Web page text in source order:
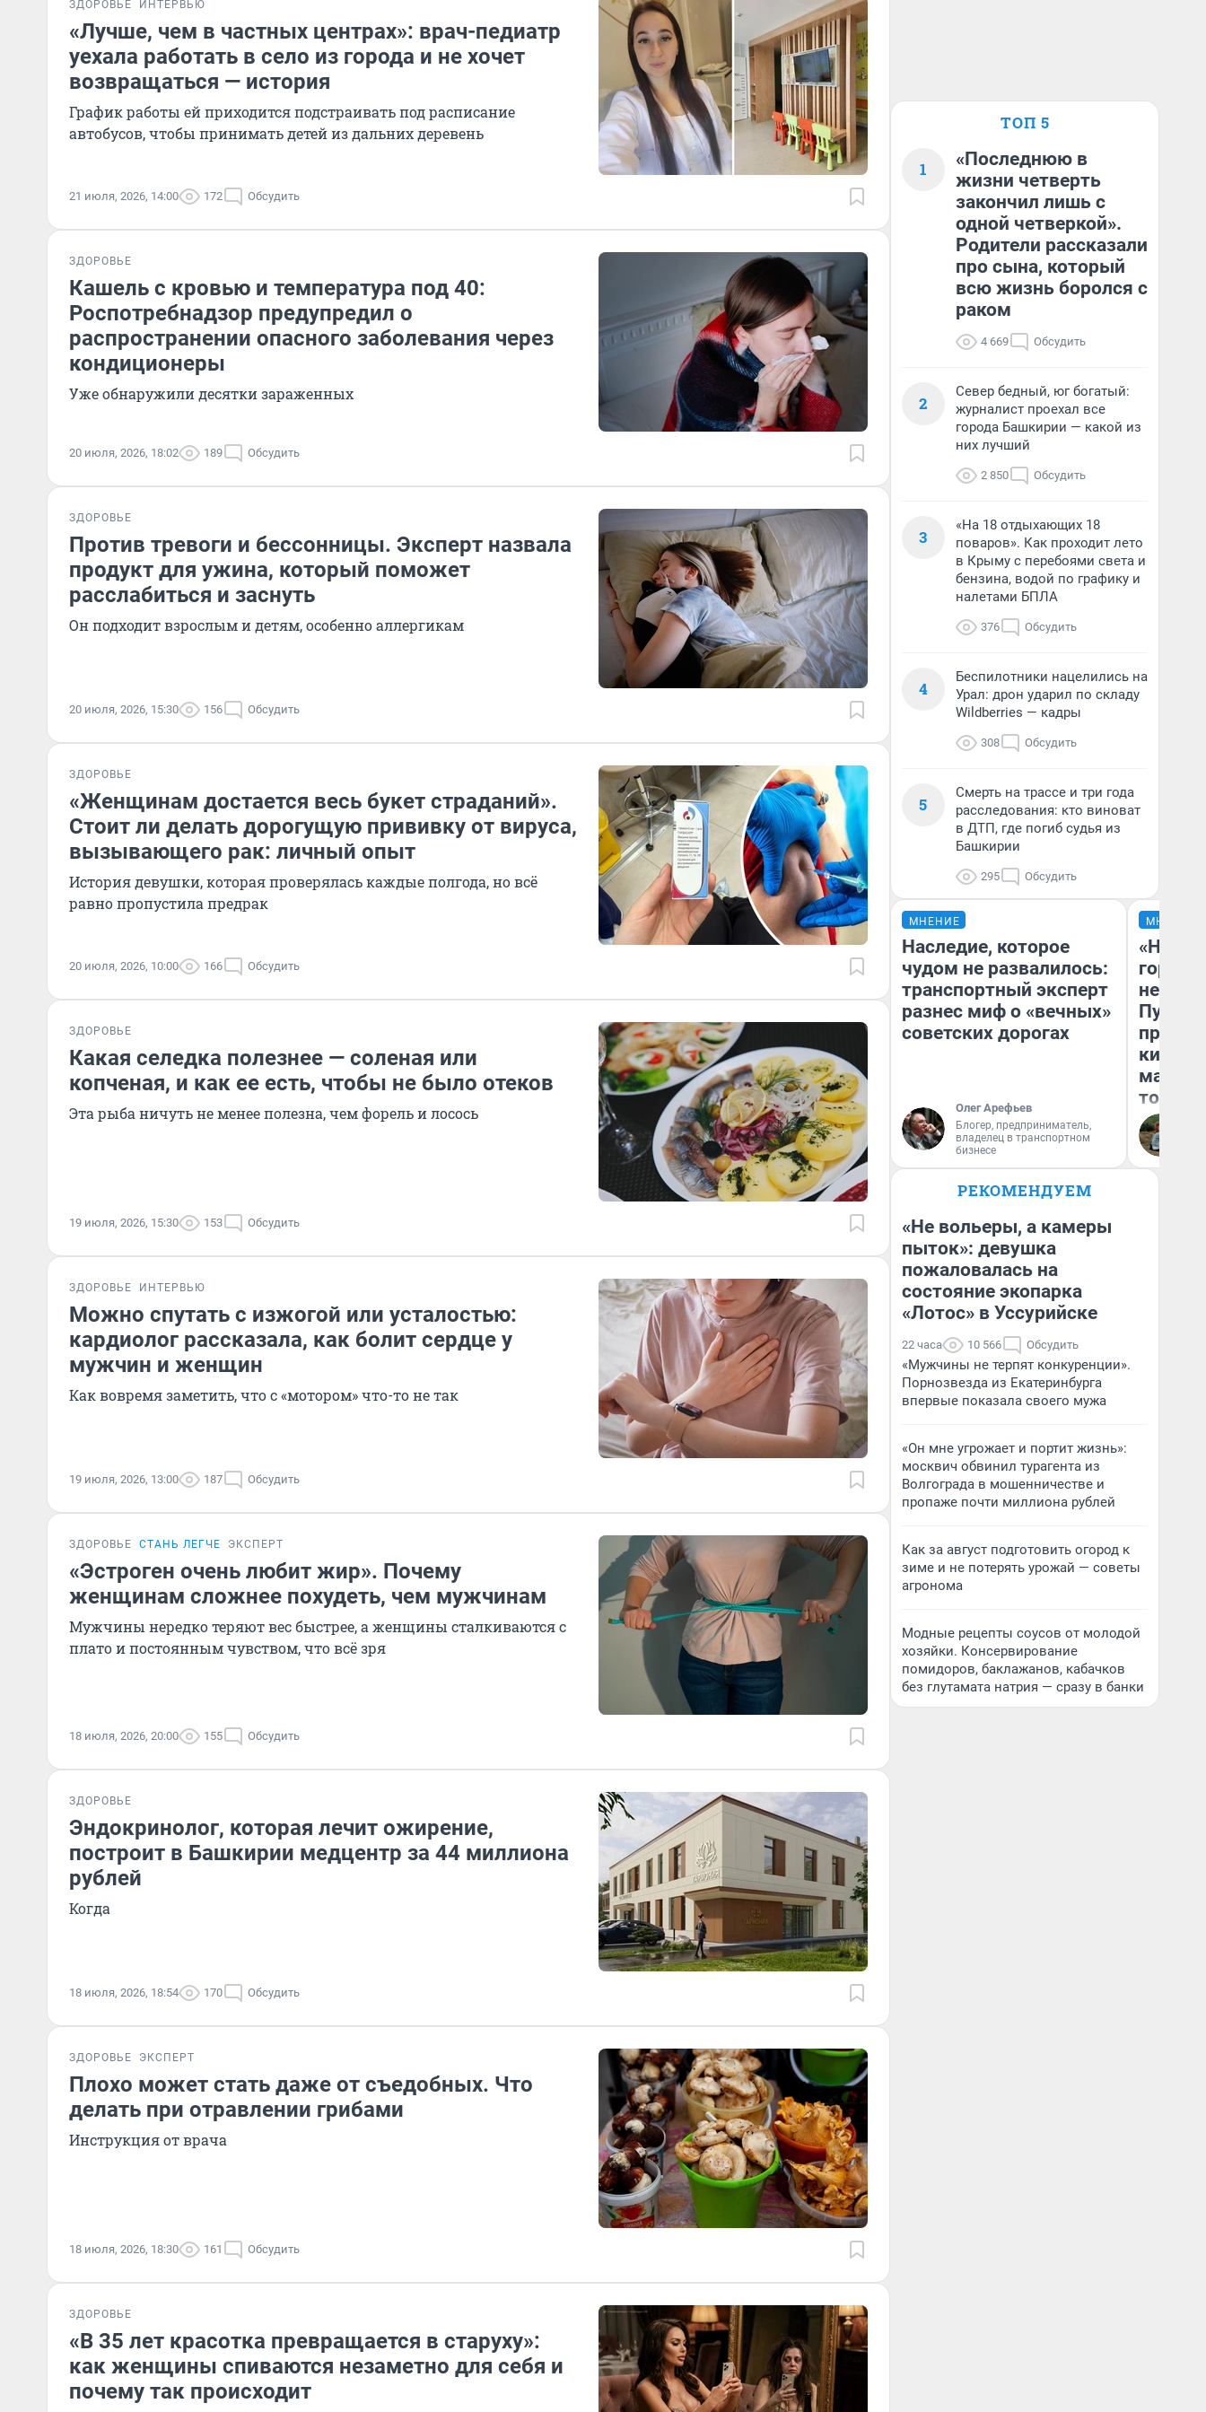
ЗДОРОВЬЕ ИНТЕРВЬЮ
«Лучше, чем в частных центрах»: врач-педиатр
уехала работать в село из города и не хочет
возвращаться — история
График работы ей приходится подстраивать под расписание
автобусов, чтобы принимать детей из дальних деревень
21 июля, 2026, 14:00 172 Обсудить
ЗДОРОВЬЕ
Кашель с кровью и температура под 40:
Роспотребнадзор предупредил о
распространении опасного заболевания через
кондиционеры
Уже обнаружили десятки зараженных
20 июля, 2026, 18:02 189 Обсудить
ЗДОРОВЬЕ
Против тревоги и бессонницы. Эксперт назвала
продукт для ужина, который поможет
расслабиться и заснуть
Он подходит взрослым и детям, особенно аллергикам
20 июля, 2026, 15:30 156 Обсудить
ЗДОРОВЬЕ
«Женщинам достается весь букет страданий».
Стоит ли делать дорогущую прививку от вируса,
вызывающего рак: личный опыт
История девушки, которая проверялась каждые полгода, но всё
равно пропустила предрак
20 июля, 2026, 10:00 166 Обсудить
ЗДОРОВЬЕ
Какая селедка полезнее — соленая или
копченая, и как ее есть, чтобы не было отеков
Эта рыба ничуть не менее полезна, чем форель и лосось
19 июля, 2026, 15:30 153 Обсудить
ЗДОРОВЬЕ ИНТЕРВЬЮ
Можно спутать с изжогой или усталостью:
кардиолог рассказала, как болит сердце у
мужчин и женщин
Как вовремя заметить, что с «мотором» что-то не так
19 июля, 2026, 13:00 187 Обсудить
ЗДОРОВЬЕ СТАНЬ ЛЕГЧЕ ЭКСПЕРТ
«Эстроген очень любит жир». Почему
женщинам сложнее похудеть, чем мужчинам
Мужчины нередко теряют вес быстрее, а женщины сталкиваются с
плато и постоянным чувством, что всё зря
18 июля, 2026, 20:00 155 Обсудить
ЗДОРОВЬЕ
Эндокринолог, которая лечит ожирение,
построит в Башкирии медцентр за 44 миллиона
рублей
Когда
18 июля, 2026, 18:54 170 Обсудить
ЗДОРОВЬЕ ЭКСПЕРТ
Плохо может стать даже от съедобных. Что
делать при отравлении грибами
Инструкция от врача
18 июля, 2026, 18:30 161 Обсудить
ЗДОРОВЬЕ
«В 35 лет красотка превращается в старуху»:
как женщины спиваются незаметно для себя и
почему так происходит
ТОП 5
1
«Последнюю в
жизни четверть
закончил лишь с
одной четверкой».
Родители рассказали
про сына, который
всю жизнь боролся с
раком
4 669 Обсудить
2
Север бедный, юг богатый:
журналист проехал все
города Башкирии — какой из
них лучший
2 850 Обсудить
3
«На 18 отдыхающих 18
поваров». Как проходит лето
в Крыму с перебоями света и
бензина, водой по графику и
налетами БПЛА
376 Обсудить
4
Беспилотники нацелились на
Урал: дрон ударил по складу
Wildberries — кадры
308 Обсудить
5
Смерть на трассе и три года
расследования: кто виноват
в ДТП, где погиб судья из
Башкирии
295 Обсудить
МНЕНИЕ
Наследие, которое
чудом не развалилось:
транспортный эксперт
разнес миф о «вечных»
советских дорогах
Олег Арефьев
Блогер, предприниматель,
владелец в транспортном
бизнесе
МНЕНИЕ
«Нет
того
РЕКОМЕНДУЕМ
«Не вольеры, а камеры
пыток»: девушка
пожаловалась на
состояние экопарка
«Лотос» в Уссурийске
22 часа 10 566 Обсудить
«Мужчины не терпят конкуренции».
Порнозвезда из Екатеринбурга
впервые показала своего мужа
«Он мне угрожает и портит жизнь»:
москвич обвинил турагента из
Волгограда в мошенничестве и
пропаже почти миллиона рублей
Как за август подготовить огород к
зиме и не потерять урожай — советы
агронома
Модные рецепты соусов от молодой
хозяйки. Консервирование
помидоров, баклажанов, кабачков
без глутамата натрия — сразу в банки